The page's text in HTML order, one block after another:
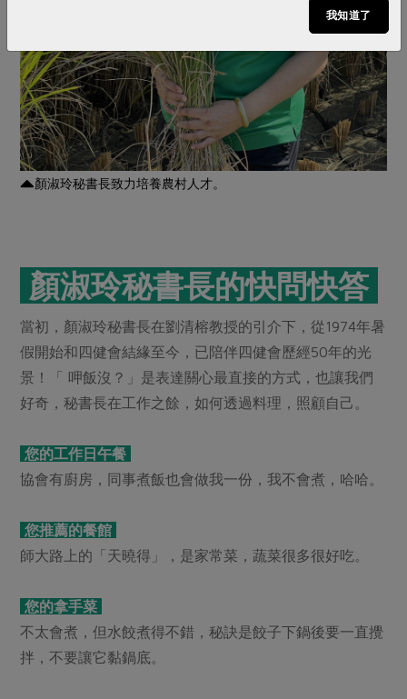
顏淑玲秘書長致力培養農村人才。
顏淑玲秘書長的快問快答
當初，顏淑玲秘書長在劉清榕教授的引介下，從1974年暑
假開始和四健會結緣至今，已陪伴四健會歷經50年的光
景！「 呷飯沒？」是表達關心最直接的方式，也讓我們
好奇，秘書長在工作之餘，如何透過料理，照顧自己。
您的工作日午餐
協會有廚房，同事煮飯也會做我一份，我不會煮，哈哈。
您推薦的餐館
師大路上的「天曉得」，是家常菜，蔬菜很多很好吃。
您的拿手菜
不太會煮，但水餃煮得不錯，秘訣是餃子下鍋後要一直攪
拌，不要讓它黏鍋底。
我知道了